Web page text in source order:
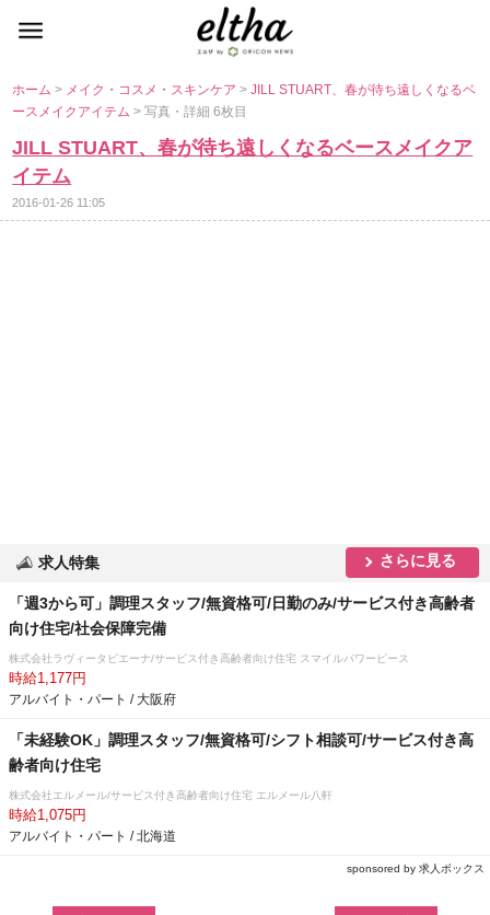
ホーム> メイク・コスメ・スキンケア>JILL STUART、春が待ち遠しくなるベ
ースメイクアイテム> 写真・詳細 6枚目
JILL STUART、春が待ち遠しくなるベースメイクア
イテム
2016-01-26 11:05
求人特集 さらに見る
「週3から可」調理スタッフ/無資格可/日勤のみ/サービス付き高齢者
向け住宅/社会保障完備
株式会社ラヴィータピエーナ/サービス付き高齢者向け住宅 スマイルパワーピース
時給1,177円
アルバイト・パート / 大阪府
「未経験OK」調理スタッフ/無資格可/シフト相談可/サービス付き高
齢者向け住宅
株式会社エルメール/サービス付き高齢者向け住宅 エルメール八軒
時給1,075円
アルバイト・パート / 北海道
sponsored by 求人ボックス